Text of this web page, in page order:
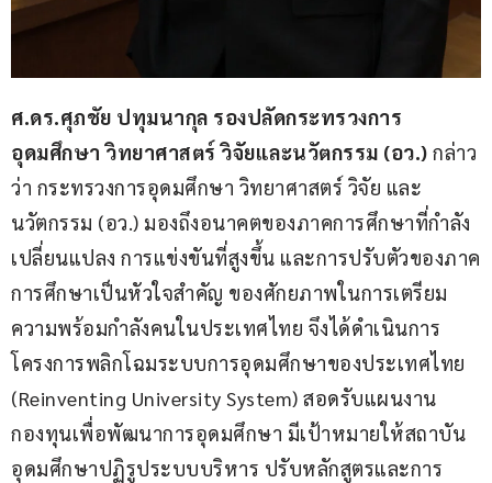
ศ.ดร.ศุภชัย ปทุมนากุล รองปลัดกระทรวงการ
อุดมศึกษา วิทยาศาสตร์ วิจัยและนวัตกรรม (อว.) กล่าว
ว่า กระทรวงการอุดมศึกษา วิทยาศาสตร์ วิจัย และ
นวัตกรรม (อว.) มองถึงอนาคตของภาคการศึกษาที่กำลัง
เปลี่ยนแปลง การแข่งขันที่สูงขึ้น และการปรับตัวของภาค
การศึกษาเป็นหัวใจสำคัญ ของศักยภาพในการเตรียม
ความพร้อมกำลังคนในประเทศไทย จึงได้ดำเนินการ
โครงการพลิกโฉมระบบการอุดมศึกษาของประเทศไทย
(Reinventing University System) สอดรับแผนงาน
กองทุนเพื่อพัฒนาการอุดมศึกษา มีเป้าหมายให้สถาบัน
อุดมศึกษาปฏิรูประบบบริหาร ปรับหลักสูตรและการ